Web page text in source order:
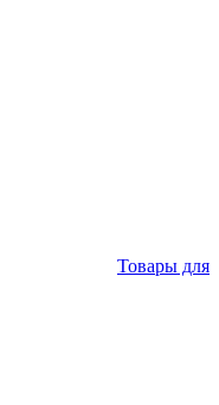
Товары для